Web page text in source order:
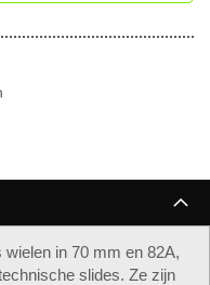
in 70 mm en 82A,
slides. Ze zijn